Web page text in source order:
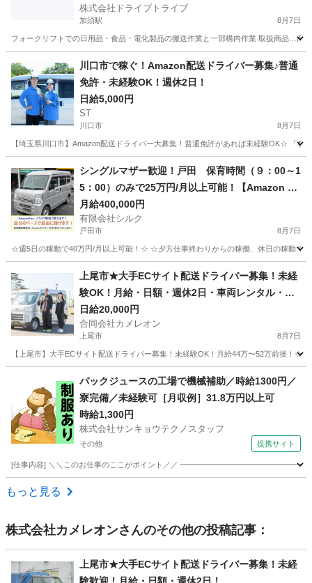
株式会社ドライブトライブ
加須駅 8月7日
フォークリフトでの日用品・食品・電化製品の搬送作業と一部構内作業 取扱商品…
加須駅 その他 フォークリフト
川口市で稼ぐ！Amazon配送ドライバー募集♪普通
免許・未経験OK！週休2日！
日給5,000円
ST
川口市 8月7日
【埼玉県川口市】Amazon配送ドライバー大募集！普通免許があれば未経験OK☆ 「
ドライバー Amazon
シングルマザー歓迎！戸田 保育時間（９：00～1
5：00）のみで25万円/月以上可能！【Amazon Fl
ex】で稼ぎましょう！
月給400,000円
有限会社シルク
戸田市 8月7日
☆週5日の稼動で40万円/月以上可能！☆ ☆夕方仕事終わりからの稼働、休日の稼動で
配送 Amazon
上尾市★大手ECサイト配送ドライバー募集！未経
験OK！月給・日額・週休2日・車両レンタル・研
修充実！
日給20,000円
合同会社カメレオン
上尾市 8月7日
【上尾市】大手ECサイト配送ドライバー募集！未経験OK！月給44万〜52万前後！
ドライバー 積み込み
パックジュースの工場で機械補助／時給1300円／
寮完備／未経験可［月収例］31.8万円以上可
時給1,300円
株式会社サンキョウテクノスタッフ
その他 提携サイト
[仕事内容] ＼＼このお仕事のここがポイント／／ ━━━━━━━━━━━━━━━━━ ◎
埼玉 その他
もっと見る
株式会社カメレオンさんのその他の投稿記事：
上尾市★大手ECサイト配送ドライバー募集！未経